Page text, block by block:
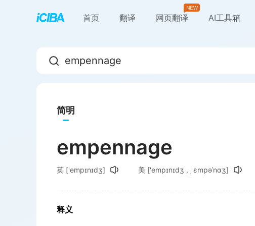
首页 翻译 网页翻译 AI工具箱
简明
empennage
英 ['empɪnɪdʒ] 美 ['empɪnɪdʒ , ˌ ɛmpəˈnɑʒ]
释义